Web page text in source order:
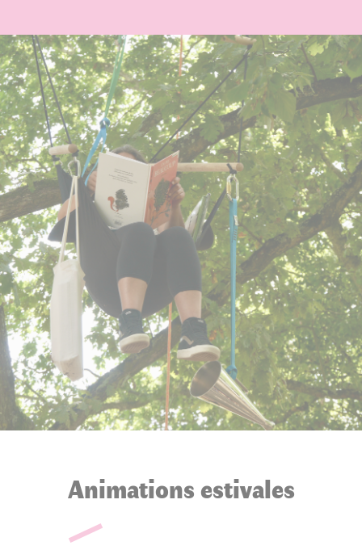
Animations estivales